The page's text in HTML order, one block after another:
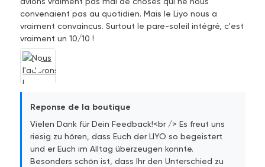
convenaient pas au quotidien. Mais le Liyo nous a
vraiment convaincus. Surtout le pare-soleil intégré, c'est
vraiment un 10/10 !
Reponse de la boutique
Vielen Dank für Dein Feedback!<br /> Es freut uns
riesig zu hören, dass Euch der LIYO so begeistert
und er Euch im Alltag überzeugen konnte.
Besonders schön ist, dass Ihr den Unterschied zu